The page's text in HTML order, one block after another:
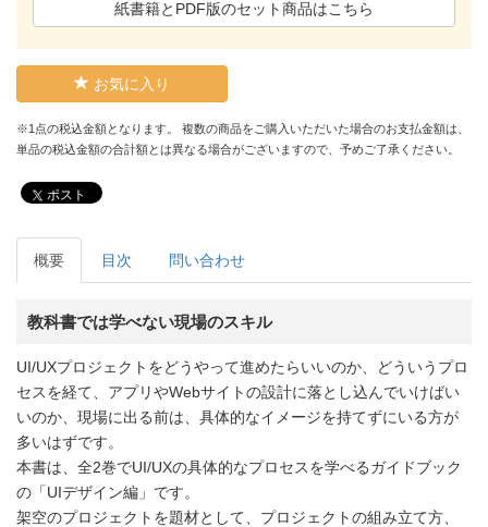
紙書籍とPDF版のセット商品はこちら
お気に入り
※1点の税込金額となります。 複数の商品をご購入いただいた場合のお支払金額は、
単品の税込金額の合計額とは異なる場合がございますので、予めご了承ください。
ポスト
概要 目次 問い合わせ
教科書では学べない現場のスキル
UI/UXプロジェクトをどうやって進めたらいいのか、どういうプロ
セスを経て、アプリやWebサイトの設計に落とし込んでいけばい
いのか、現場に出る前は、具体的なイメージを持てずにいる方が
多いはずです。
本書は、全2巻でUI/UXの具体的なプロセスを学べるガイドブック
の「UIデザイン編」です。
架空のプロジェクトを題材として、プロジェクトの組み立て方、